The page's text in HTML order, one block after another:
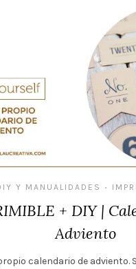
Y MANUALIDADES •
+ DIY |
Adviento
calendario de adviento.